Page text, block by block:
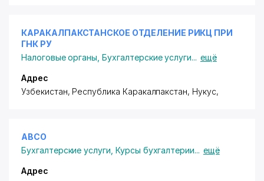
КАРАКАЛПАКСТАНСКОЕ ОТДЕЛЕНИЕ РИКЦ ПРИ
ГНК РУ
Налоговые органы ,Бухгалтерские услуги... ещё
Адрес
Узбекистан, Республика Каракалпакстан, Нукус,
ABCO
Бухгалтерские услуги Курсы бухгалтерии... ещё
Адрес